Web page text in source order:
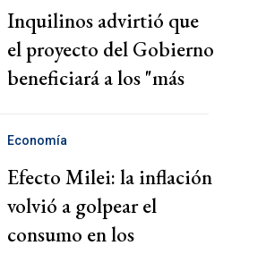
Inquilinos advirtió que
el proyecto del Gobierno
beneficiará a los "más
Economía
Efecto Milei: la inflación
volvió a golpear el
consumo en los